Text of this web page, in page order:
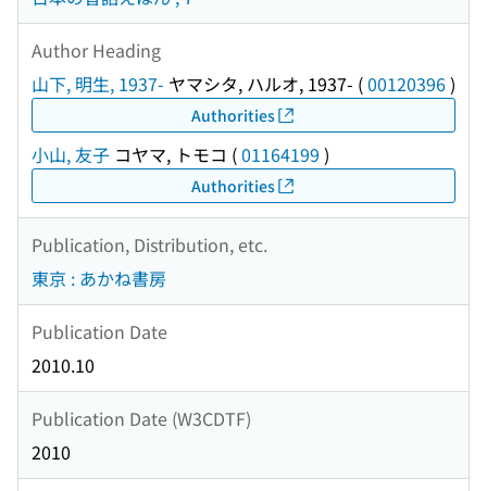
Author Heading
山下, 明生, 1937- ヤマシタ, ハルオ, 1937- (00120396)
Authorities
小山, 友子 コヤマ, トモコ (01164199 )
Authorities
Publication, Distribution, etc.
東京 : あかね書房
Publication Date
2010.10
Publication Date (W3CDTF)
2010